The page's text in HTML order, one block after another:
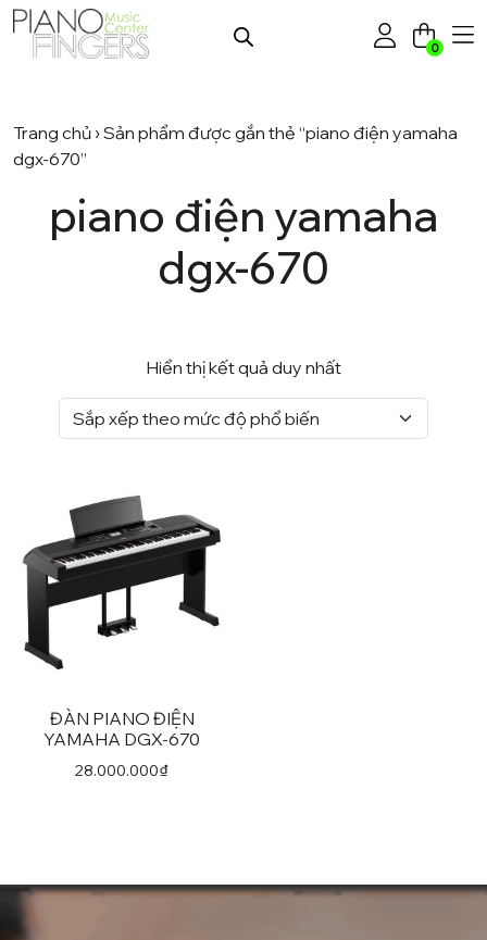
0
Trang chủ › Sản phẩm được gắn thẻ “piano điện yamaha
dgx-670”
piano điện yamaha
dgx-670
Hiển thị kết quả duy nhất
ĐÀN PIANO ĐIỆN
YAMAHA DGX-670
28.000.000₫